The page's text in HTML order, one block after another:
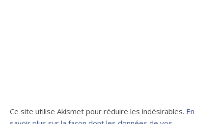
Ce site utilise Akismet pour réduire les indésirables. En